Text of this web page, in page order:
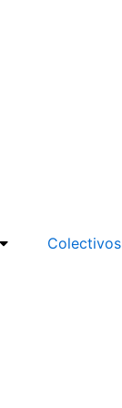
Colectivos